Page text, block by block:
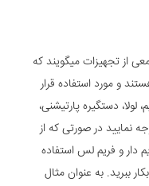
از تجهیزات میگویند که
و مورد استفاده قرار
لولا، دستگیره پارتیشنی،
نمایید در صورتی که از
دار و فریم لس استفاده
ببرید. به عنوان مثال